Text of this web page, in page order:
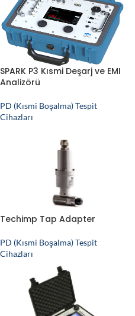
SPARK P3 Kısmi Deşarj ve EMI
Analizörü
PD (Kısmi Boşalma) Tespit
Cihazları
Techimp Tap Adapter
PD (Kısmi Boşalma) Tespit
Cihazları